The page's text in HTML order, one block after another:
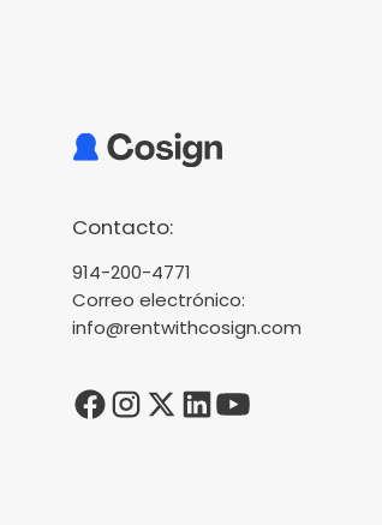
Contacto:
914-200-4771
Correo electrónico:
info@rentwithcosign.com